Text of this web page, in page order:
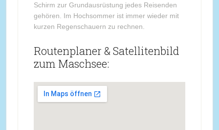
Schirm zur Grundausrüstung jedes Reisenden
gehören. Im Hochsommer ist immer wieder mit
kurzen Regenschauern zu rechnen.
Routenplaner & Satellitenbild
zum Maschsee: